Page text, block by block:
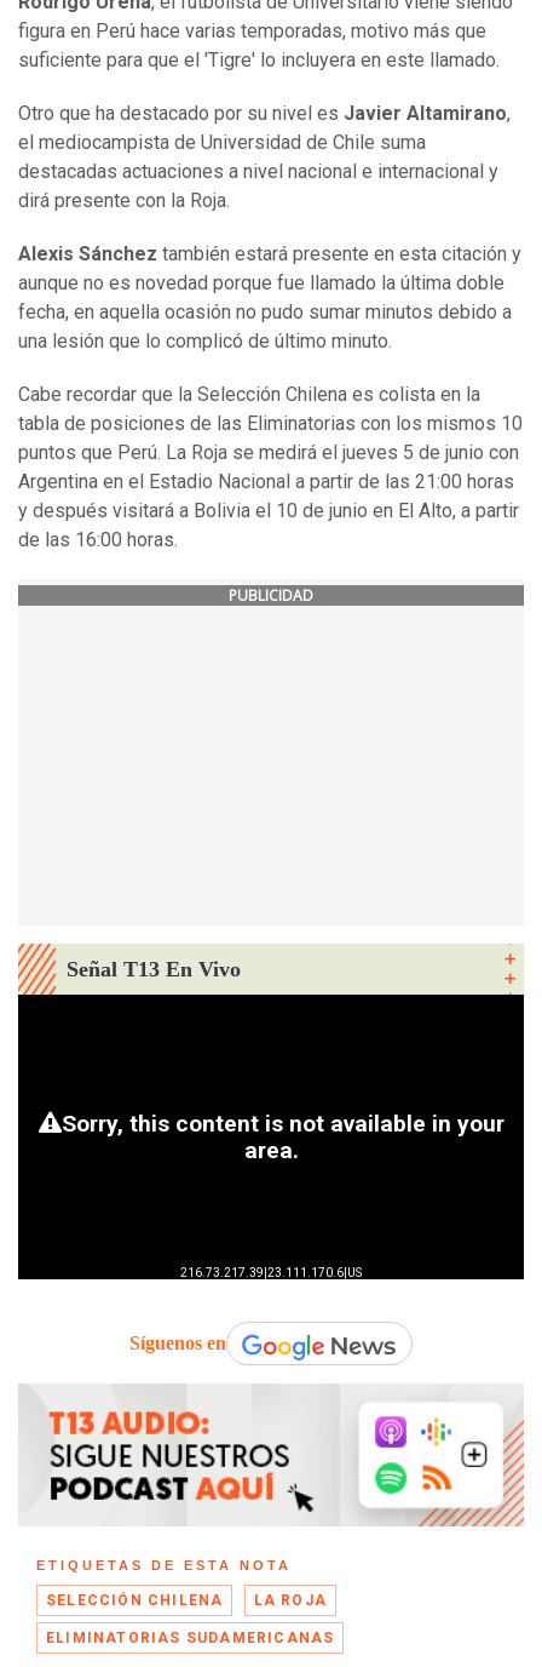
figura en Perú hace varias temporadas, motivo más que
suficiente para que el 'Tigre' lo incluyera en este llamado.
Otro que ha destacado por su nivel es Javier Altamirano,
el mediocampista de Universidad de Chile suma
destacadas actuaciones a nivel nacional e internacional y
dirá presente con la Roja.
Alexis Sánchez también estará presente en esta citación y
aunque no es novedad porque fue llamado la última doble
fecha, en aquella ocasión no pudo sumar minutos debido a
una lesión que lo complicó de último minuto.
Cabe recordar que la Selección Chilena es colista en la
tabla de posiciones de las Eliminatorias con los mismos 10
puntos que Perú. La Roja se medirá el jueves 5 de junio con
Argentina en el Estadio Nacional a partir de las 21:00 horas
y después visitará a Bolivia el 10 de junio en El Alto, a partir
de las 16:00 horas.
PUBLICIDAD
Señal T13 En Vivo
Síguenos en
ETIQUETAS DE ESTA NOTA
SELECCIÓN CHILENA LA ROJA
ELIMINATORIAS SUDAMERICANAS